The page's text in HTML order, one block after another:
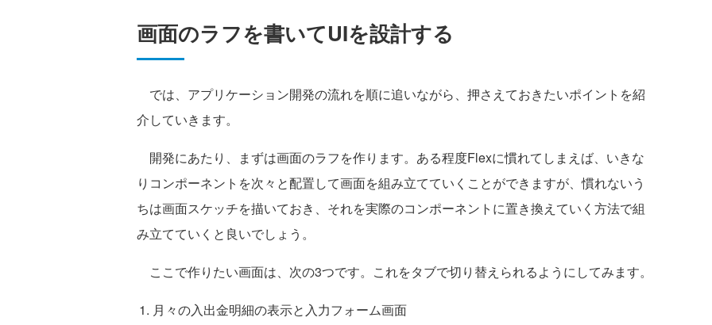
画面のラフを書いてUIを設計する
では、アプリケーション開発の流れを順に追いながら、押さえておきたいポイントを紹
介していきます。
開発にあたり、まずは画面のラフを作ります。ある程度Flexに慣れてしまえば、いきな
りコンポーネントを次々と配置して画面を組み立てていくことができますが、慣れないう
ちは画面スケッチを描いておき、それを実際のコンポーネントに置き換えていく方法で組
み立てていくと良いでしょう。
ここで作りたい画面は、次の3つです。これをタブで切り替えられるようにしてみます。
月々の入出金明細の表示と入力フォーム画面